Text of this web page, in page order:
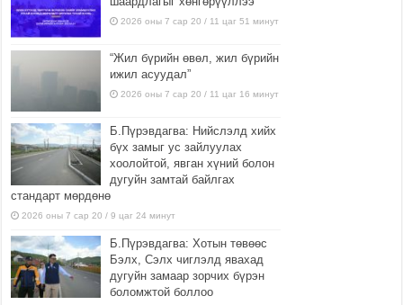
2026 оны 7 сар 20 / 11 цаг 51 минут
“Жил бүрийн өвөл, жил бүрийн
ижил асуудал”
2026 оны 7 сар 20 / 11 цаг 16 минут
Б.Пүрэвдагва: Нийслэлд хийх
бүх замыг ус зайлуулах
хоолойтой, явган хүний болон
дугуйн замтай байлгах
стандарт мөрдөнө
2026 оны 7 сар 20 / 9 цаг 24 минут
Б.Пүрэвдагва: Хотын төвөөс
Бэлх, Сэлх чиглэлд явахад
дугуйн замаар зорчих бүрэн
боломжтой боллоо